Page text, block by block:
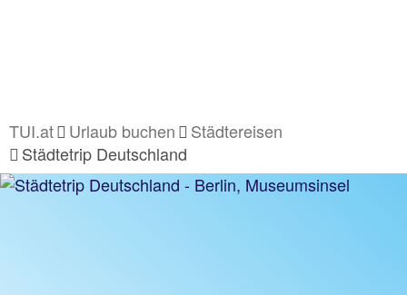
TUI.at Urlaub buchen
Städtereisen
Städtetrip Deutschland